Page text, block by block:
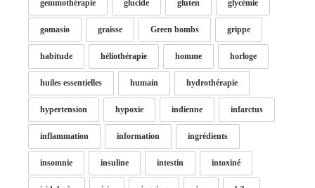
gemmothérapie glucide gluten glycémie
gomasio graisse Green bombs grippe
habitude héliothérapie homme horloge
huiles essentielles humain hydrothérapie
hypertension hypoxie indienne infarctus
inflammation information ingrédients
insomnie insuline intestin intoxiné